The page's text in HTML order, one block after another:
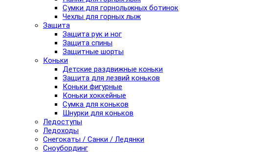
Сумки для горнолыжных ботинок
Чехлы для горных лыж
Защита
Защита рук и ног
Защита спины
Защитные шорты
Коньки
Детские раздвижные коньки
Защита для лезвий коньков
Коньки фигурные
Коньки хоккейные
Сумка для коньков
Шнурки для коньков
Ледоступы
Ледоходы
Снегокаты / Санки / Ледянки
Сноубординг